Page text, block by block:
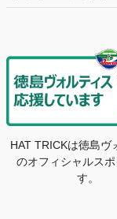
HAT TRICKは徳島ヴ
のオフィシャルス
す。